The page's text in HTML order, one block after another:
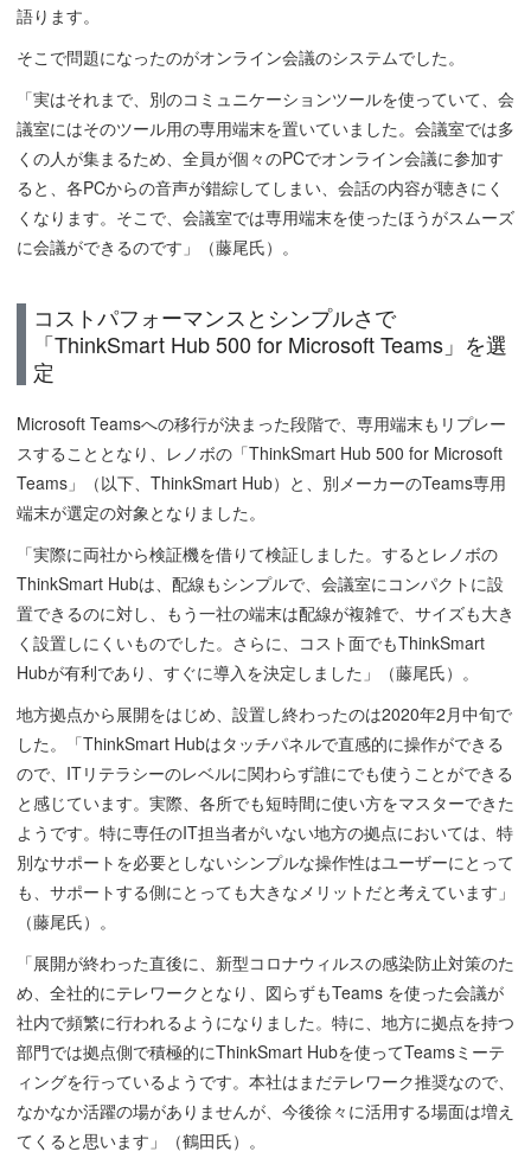
語ります。
そこで問題になったのがオンライン会議のシステムでした。
「実はそれまで、別のコミュニケーションツールを使っていて、会
議室にはそのツール用の専用端末を置いていました。会議室では多
くの人が集まるため、全員が個々のPCでオンライン会議に参加す
ると、各PCからの音声が錯綜してしまい、会話の内容が聴きにく
くなります。そこで、会議室では専用端末を使ったほうがスムーズ
に会議ができるのです」（藤尾氏）。
コストパフォーマンスとシンプルさで
「ThinkSmart Hub 500 for Microsoft Teams」を選
定
Microsoft Teamsへの移行が決まった段階で、専用端末もリプレー
スすることとなり、レノボの「ThinkSmart Hub 500 for Microsoft
Teams」（以下、ThinkSmart Hub）と、別メーカーのTeams専用
端末が選定の対象となりました。
「実際に両社から検証機を借りて検証しました。するとレノボの
ThinkSmart Hubは、配線もシンプルで、会議室にコンパクトに設
置できるのに対し、もう一社の端末は配線が複雑で、サイズも大き
く設置しにくいものでした。さらに、コスト面でもThinkSmart
Hubが有利であり、すぐに導入を決定しました」（藤尾氏）。
地方拠点から展開をはじめ、設置し終わったのは2020年2月中旬で
した。「ThinkSmart Hubはタッチパネルで直感的に操作ができる
ので、ITリテラシーのレベルに関わらず誰にでも使うことができる
と感じています。実際、各所でも短時間に使い方をマスターできた
ようです。特に専任のIT担当者がいない地方の拠点においては、特
別なサポートを必要としないシンプルな操作性はユーザーにとって
も、サポートする側にとっても大きなメリットだと考えています」
（藤尾氏）。
「展開が終わった直後に、新型コロナウィルスの感染防止対策のた
め、全社的にテレワークとなり、図らずもTeams を使った会議が
社内で頻繁に行われるようになりました。特に、地方に拠点を持つ
部門では拠点側で積極的にThinkSmart Hubを使ってTeamsミーテ
ィングを行っているようです。本社はまだテレワーク推奨なので、
なかなか活躍の場がありませんが、今後徐々に活用する場面は増え
てくると思います」（鶴田氏）。